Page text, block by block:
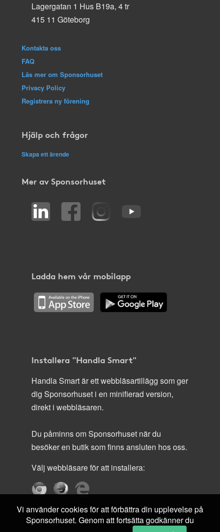
Lagergatan 1 Hus B19a, 4 tr
415 11 Göteborg
Kontakta oss
FAQ
Läs mer om Sponsorhuset
Privacy Policy
Registrera ny förening
Hjälp och frågor
Skapa ett ärende
Mer av Sponsorhuset
Ladda hem vår mobilapp
Installera "Handla Smart"
Handla Smart är ett webbläsartillägg som ger
dig Sponsorhuset i en minifierad version,
direkt i webbläsaren.
Du påminns om Sponsorhuset när du
besöker en butik som finns ansluten hos oss.
Välj webbläsare för att installera:
Vi använder cookies för att förbättra din upplevelse på
Sponsorhuset. Genom att fortsätta godkänner du